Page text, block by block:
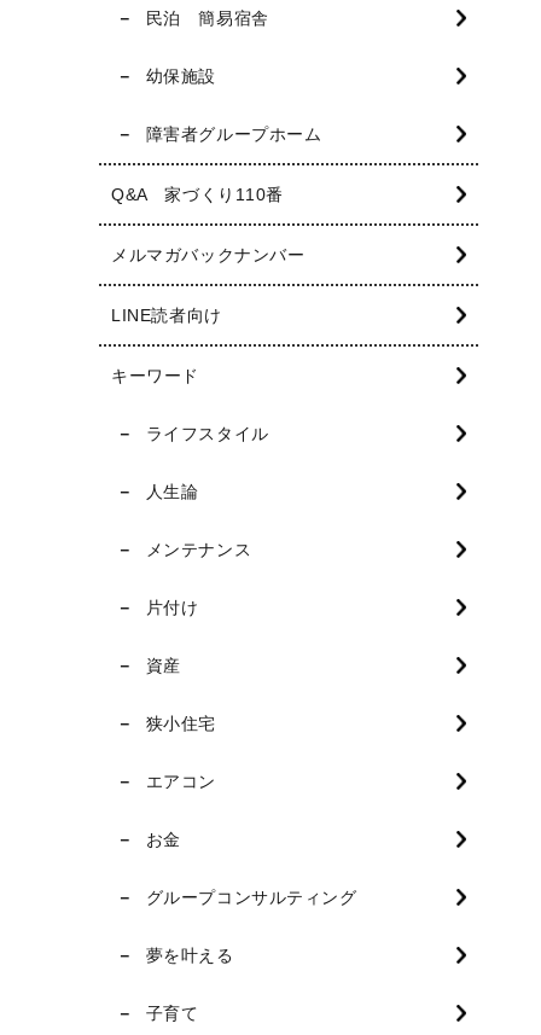
民泊 簡易宿舎
幼保施設
障害者グループホーム
Q&A 家づくり110番
メルマガバックナンバー
LINE読者向け
キーワード
ライフスタイル
人生論
メンテナンス
片付け
資産
狭小住宅
エアコン
お金
グループコンサルティング
夢を叶える
子育て